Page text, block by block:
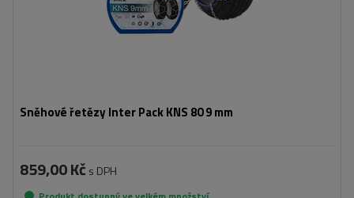
Sněhové řetězy Inter Pack KNS 80 9 mm
859,00 Kč s DPH